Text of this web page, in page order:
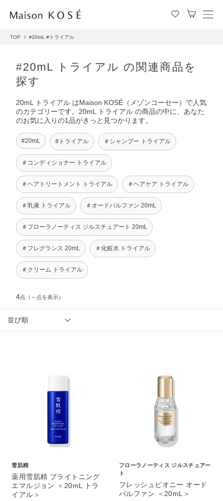
メ
TOP #20mL #トライアル
#20mL トライアル の関連商品を
探す
20mL トライアル はMaison KOSÉ（メゾンコーセー）で人気
のカテゴリーです。20mL トライアル の商品の中に、あなた
のお気に入りの1品がきっと見つかります。
#20mL #トライアル ＃シャンプー トライアル
＃コンディショナー トライアル
＃ヘアトリートメント トライアル ＃ヘアケア トライアル
＃乳液 トライアル ＃オードパルファン 20mL
＃フローラノーティス ジルスチュアート 20mL
＃フレグランス 20mL ＃化粧水 トライアル
＃クリーム トライアル
4点 （～点を表示）
並び順
雪肌精
薬用雪肌精 ブライトニング
エマルジョン ＜20mL トラ
イアル＞
フローラノーティス ジルスチュアー
ト
フレッシュピオニー オード
パルファン ＜20mL＞